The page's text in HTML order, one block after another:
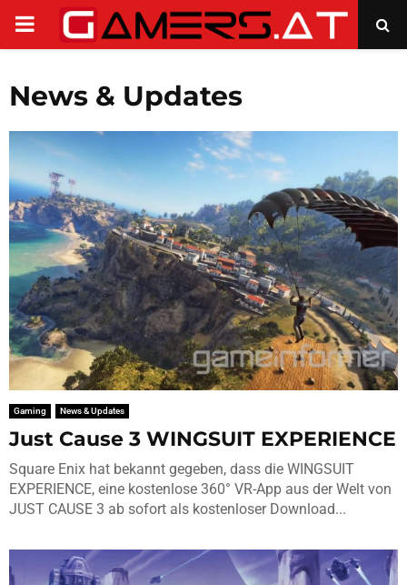
PRIMARY
News & Updates
Gaming News & Updates
Just Cause 3 WINGSUIT EXPERIENCE
Square Enix hat bekannt gegeben, dass die WINGSUIT
EXPERIENCE, eine kostenlose 360° VR-App aus der Welt von
JUST CAUSE 3 ab sofort als kostenloser Download...